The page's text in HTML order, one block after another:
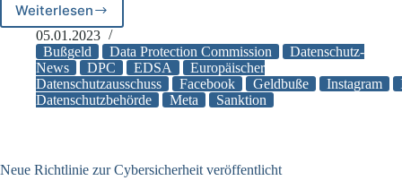
Weiterlesen
390
Millionen
Euro
Sanktionen
für
Meta
05.01.2023
Bußgeld
Data Protection Commission
Datenschutz-
News
DPC EDSA
Europäischer
Datenschutzausschuss
Facebook Geldbuße Instagram
Datenschutzbehörde
Meta Sanktion
Neue Richtlinie zur Cybersicherheit veröffentlicht